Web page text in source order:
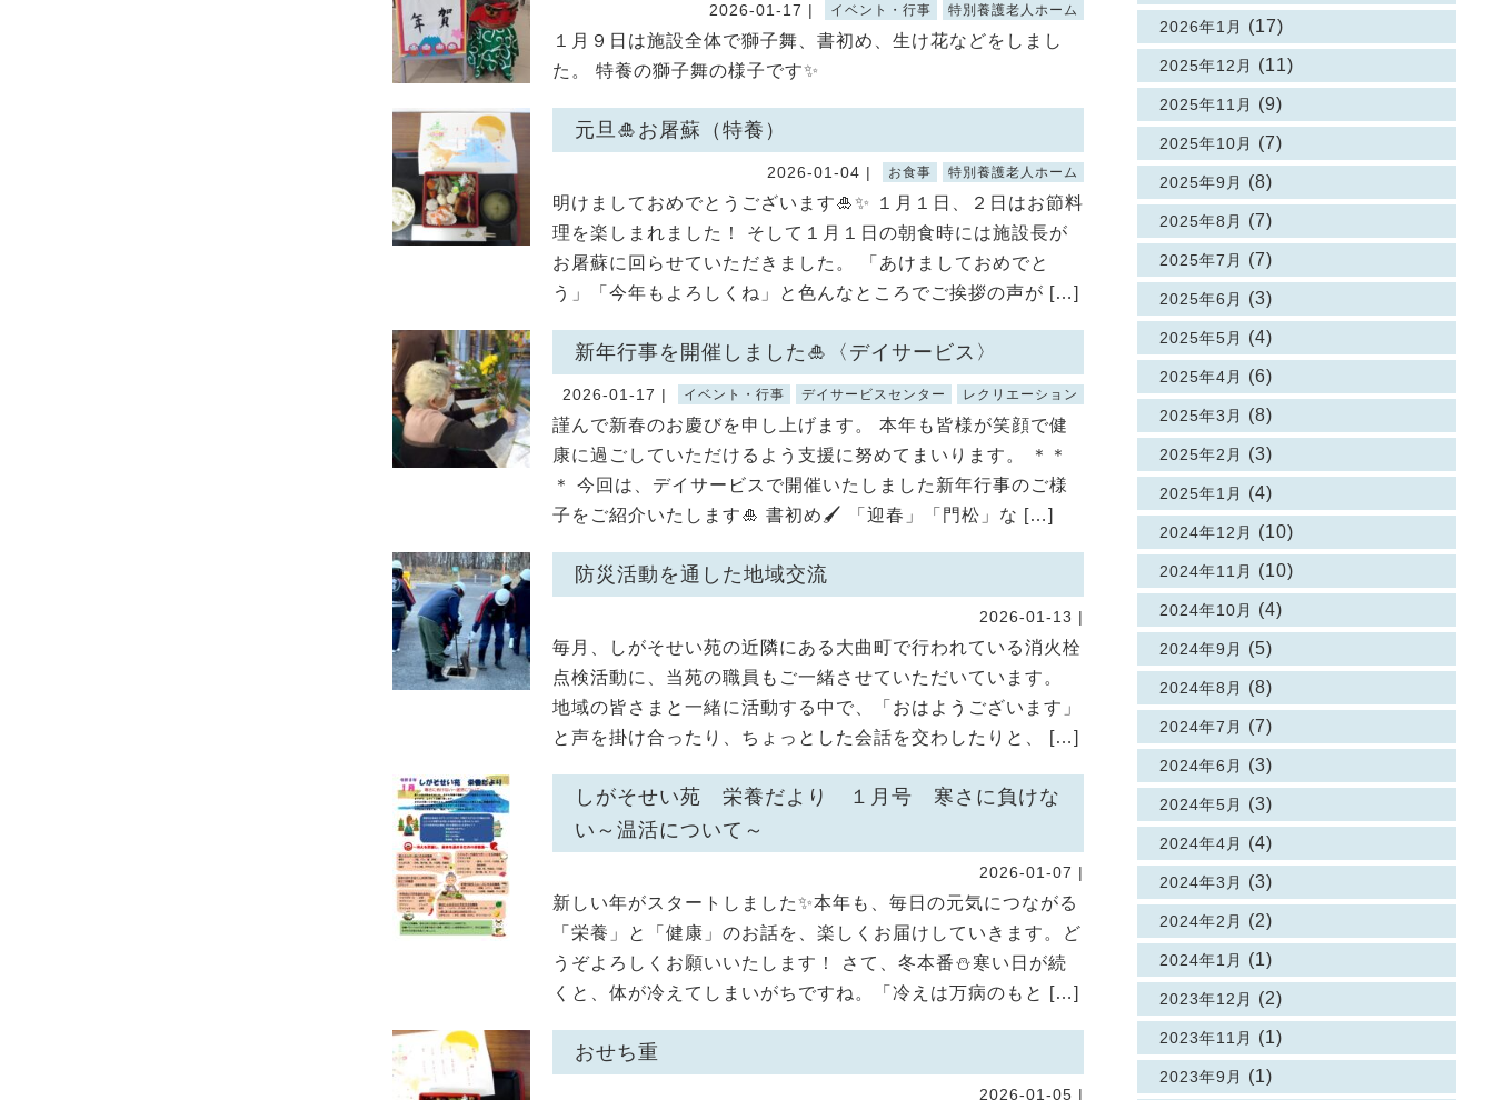
2026-01-17 | イベント・行事 特別養護老人ホーム
１月９日は施設全体で獅子舞、書初め、生け花などをしまし
た。 特養の獅子舞の様子です✨
元旦🎍お屠蘇（特養）
2026-01-04 | お食事 特別養護老人ホーム
明けましておめでとうございます🎍✨ １月１日、２日はお節料
理を楽しまれました！ そして１月１日の朝食時には施設長が
お屠蘇に回らせていただきました。 「あけましておめでと
う」「今年もよろしくね」と色んなところでご挨拶の声が […]
新年行事を開催しました🎍〈デイサービス〉
2026-01-17 | イベント・行事 デイサービスセンター レクリエーション
謹んで新春のお慶びを申し上げます。 本年も皆様が笑顔で健
康に過ごしていただけるよう支援に努めてまいります。 ＊＊
＊ 今回は、デイサービスで開催いたしました新年行事のご様
子をご紹介いたします🎍 書初め🖌 「迎春」「門松」な […]
防災活動を通した地域交流
2026-01-13 |
毎月、しがそせい苑の近隣にある大曲町で行われている消火栓
点検活動に、当苑の職員もご一緒させていただいています。
地域の皆さまと一緒に活動する中で、「おはようございます」
と声を掛け合ったり、ちょっとした会話を交わしたりと、 […]
しがそせい苑 栄養だより １月号 寒さに負けな
い～温活について～
2026-01-07 |
新しい年がスタートしました✨本年も、毎日の元気につながる
「栄養」と「健康」のお話を、楽しくお届けしていきます。ど
うぞよろしくお願いいたします！ さて、冬本番⛄寒い日が続
くと、体が冷えてしまいがちですね。「冷えは万病のもと […]
おせち重
2026-01-05 |
2026年1月 (17)
2025年12月 (11)
2025年11月 (9)
2025年10月 (7)
2025年9月 (8)
2025年8月 (7)
2025年7月 (7)
2025年6月 (3)
2025年5月 (4)
2025年4月 (6)
2025年3月 (8)
2025年2月 (3)
2025年1月 (4)
2024年12月 (10)
2024年11月 (10)
2024年10月 (4)
2024年9月 (5)
2024年8月 (8)
2024年7月 (7)
2024年6月 (3)
2024年5月 (3)
2024年4月 (4)
2024年3月 (3)
2024年2月 (2)
2024年1月 (1)
2023年12月 (2)
2023年11月 (1)
2023年9月 (1)